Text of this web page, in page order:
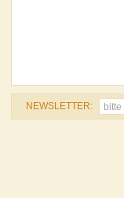
NEWSLETTER: